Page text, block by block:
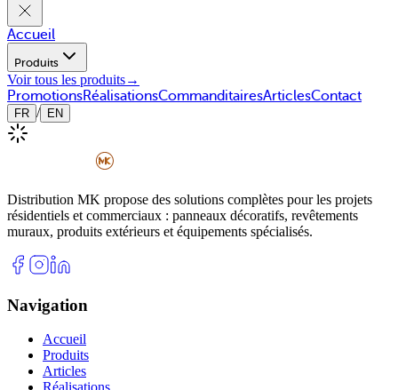
Accueil
Produits
Voir tous les produits→
PromotionsRéalisationsCommanditairesArticlesContact
FR / EN
Distribution MK propose des solutions complètes pour les projets
résidentiels et commerciaux : panneaux décoratifs, revêtements
muraux, produits extérieurs et équipements spécialisés.
Navigation
Accueil
Produits
Articles